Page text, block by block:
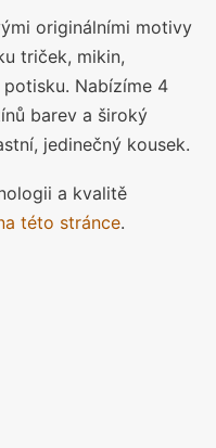
originálními motivy
triček, mikin,
Nabízíme 4
barev a široký
jedinečný kousek.
a kvalitě
této stránce.